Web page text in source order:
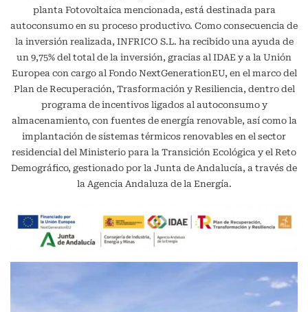
planta Fotovoltaica mencionada, está destinada para
autoconsumo en su proceso productivo. Como consecuencia de
la inversión realizada, INFRICO S.L. ha recibido una ayuda de
un 9,75% del total de la inversión, gracias al IDAE y a la Unión
Europea con cargo al Fondo NextGenerationEU, en el marco del
Plan de Recuperación, Trasformación y Resiliencia, dentro del
programa de incentivos ligados al autoconsumo y
almacenamiento, con fuentes de energía renovable, así como la
implantación de sistemas térmicos renovables en el sector
residencial del Ministerio para la Transición Ecológica y el Reto
Demográfico, gestionado por la Junta de Andalucía, a través de
la Agencia Andaluza de la Energía.